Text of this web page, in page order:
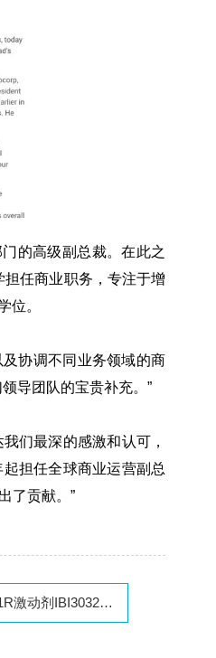
的高级副总裁。在此之
任商业职务，专注于增
位。
协调不同业务领域的商
导团队的宝贵补充。”
们最深的感激和认可，
担任全球商业运营副总
了贡献。”
验申请（IND）获美国FDA批准